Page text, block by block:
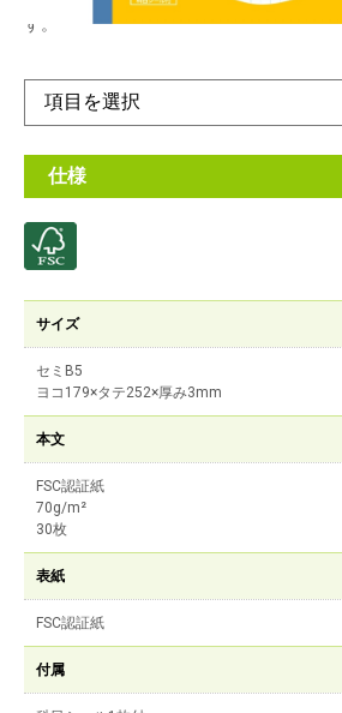
す。
仕様
サイズ
セミB5
ヨコ179×タテ252×厚み3mm
本文
FSC認証紙
70g/m²
30枚
表紙
FSC認証紙
付属